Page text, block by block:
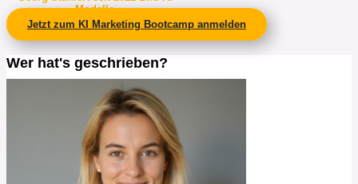
Modelle
Jetzt zum KI Marketing Bootcamp anmelden
Wer hat's geschrieben?